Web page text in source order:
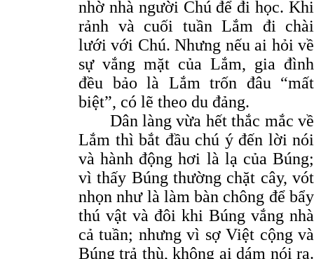
nhờ nhà người Chú để đi học. Khi
rảnh và cuối tuần Lắm đi chài
lưới với Chú. Nhưng nếu ai hỏi về
sự vắng mặt của Lắm, gia đình
đều bảo là Lắm trốn đâu “mất
biệt”, có lẽ theo du đảng.
Dân làng vừa hết thắc mắc về
Lắm thì bắt đầu chú ý đến lời nói
và hành động hơi là lạ của Búng;
vì thấy Búng thường chặt cây, vót
nhọn như là làm bàn chông để bẩy
thú vật và đôi khi Búng vắng nhà
cả tuần; nhưng vì sợ Việt cộng và
Búng trả thù, không ai dám nói ra.